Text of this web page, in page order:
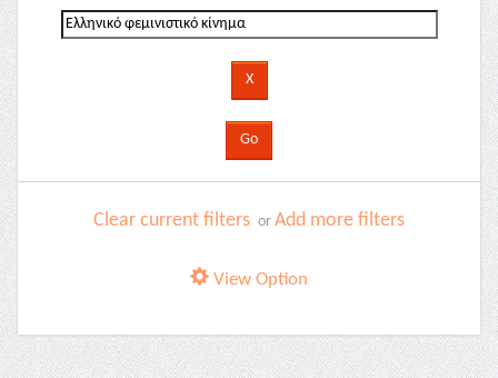
Clear current filters or Add more filters
View Option